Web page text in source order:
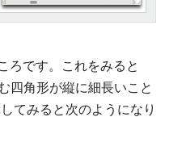
ろです。これをみると
四角形が縦に細長いこと
てみると次のようになり